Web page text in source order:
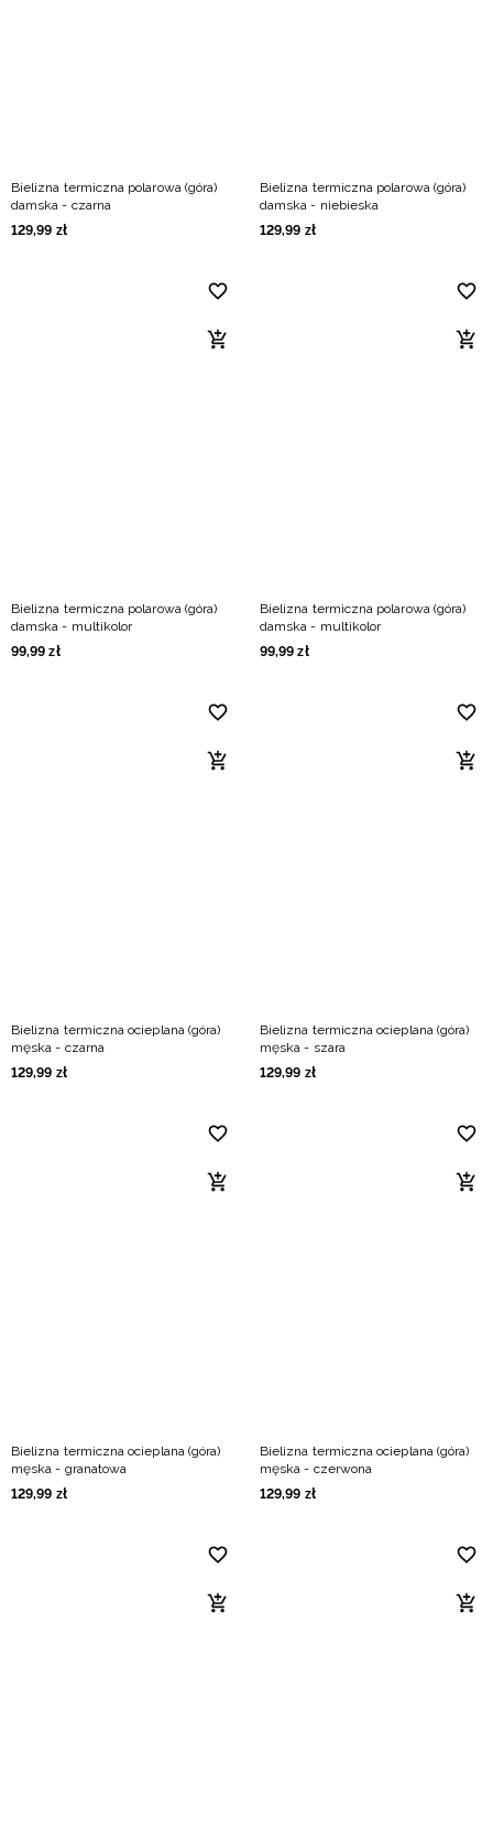
Bielizna termiczna polarowa (góra)
damska - czarna
129,99 zł
Bielizna termiczna polarowa (góra)
damska - niebieska
129,99 zł
Bielizna termiczna polarowa (góra)
damska - multikolor
99,99 zł
Bielizna termiczna polarowa (góra)
damska - multikolor
99,99 zł
Bielizna termiczna ocieplana (góra)
męska - czarna
129,99 zł
Bielizna termiczna ocieplana (góra)
męska - szara
129,99 zł
Bielizna termiczna ocieplana (góra)
męska - granatowa
129,99 zł
Bielizna termiczna ocieplana (góra)
męska - czerwona
129,99 zł